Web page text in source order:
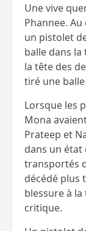
Une vive
Phannee.
un pistolet
balle dans
la tête des
tiré une
Lorsque les
Mona
Prateep et
dans un état
transportés
décédé plus
blessure à
critique.